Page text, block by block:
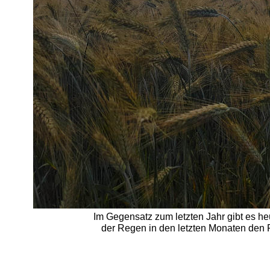
Im Gegensatz zum letzten Jahr gibt es
der Regen in den letzten Monaten